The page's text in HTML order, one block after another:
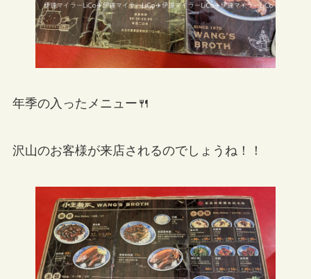
年季の入ったメニュー🍴
沢山のお客様が来店されるのでしょうね！！